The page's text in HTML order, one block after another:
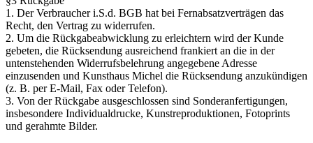
1. Der Verbraucher i.S.d. BGB hat bei Fernabsatzverträgen das
Recht, den Vertrag zu widerrufen.
2. Um die Rückgabeabwicklung zu erleichtern wird der Kunde
gebeten, die Rücksendung ausreichend frankiert an die in der
untenstehenden Widerrufsbelehrung angegebene Adresse
einzusenden und Kunsthaus Michel die Rücksendung anzukündigen
(z. B. per E-Mail, Fax oder Telefon).
3. Von der Rückgabe ausgeschlossen sind Sonderanfertigungen,
insbesondere Individualdrucke, Kunstreproduktionen, Fotoprints
und gerahmte Bilder.